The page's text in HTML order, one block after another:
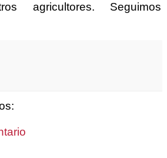
agricultores. Seguimos